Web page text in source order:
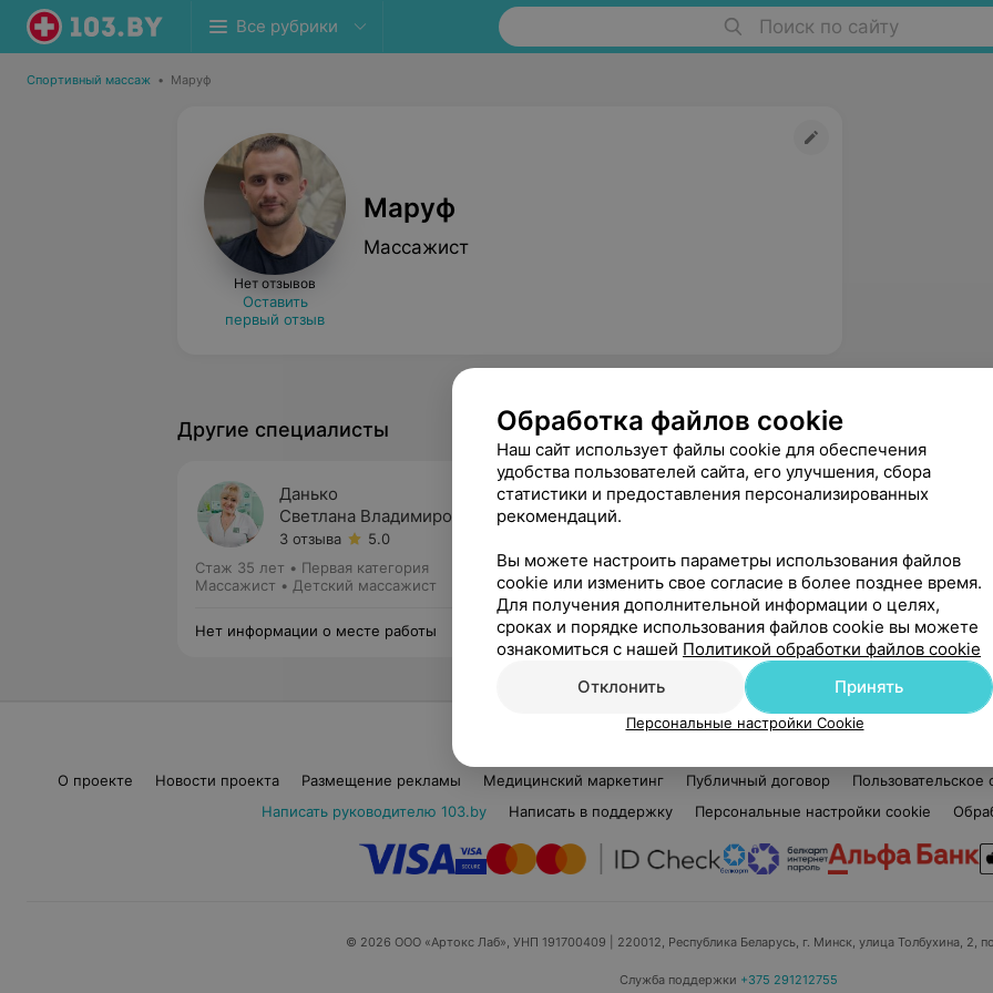
Все рубрики Поиск по сайту
Спортивный массаж • Маруф
Нет отзывов
Оставить
первый отзыв
Маруф
Массажист
Другие специалисты
Данько
Светлана Владимировна
3 отзыва
5.0
Стаж 35 лет • Первая категория
Массажист • Детский массажист
Нет информации о месте работы
Шилин
Стаж 19 лет •Первая категория
Массажист • Детский массажист
Нет информации о месте работы
О проекте Новости проекта Размещение рекламы Медицинский маркетинг Публичный договор Пользовательское
Написать руководителю 103.by
Написать в поддержку Персональные настройки cookie
© 2026 ООО «Артокс Лаб», УНП 191700409 | 220012, Республика Беларусь, г. Минск, улица Толбухина, 2,
Служба поддержки +375 291212755
Обработка файлов cookie
Наш сайт использует файлы cookie для обеспечения
удобства пользователей сайта, его улучшения, сбора
статистики и предоставления персонализированных
рекомендаций.
Вы можете настроить параметры использования файлов
cookie или изменить свое согласие в более позднее время.
Для получения дополнительной информации о целях,
сроках и порядке использования файлов cookie вы можете
ознакомиться с нашей Политикой обработки файлов cookie
Отклонить
Принять
Персональные настройки Cookie